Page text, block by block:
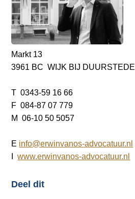
Markt 13
3961 BC WIJK BIJ DUURSTEDE
T 0343-59 16 66
F 084-87 07 779
M 06-10 50 5057
E info@erwinvanos-advocatuur.nl
Iwww.erwinvanos-advocatuur.nl
Deel dit